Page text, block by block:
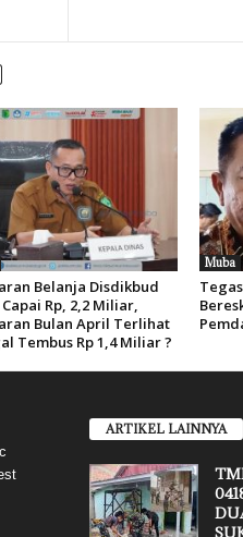
Belanja Disdikbud
Rp, 2,2 Miliar,
Bulan April Terlihat
Tembus Rp 1,4 Miliar ?
Muba
ARTIKEL LAINNYA